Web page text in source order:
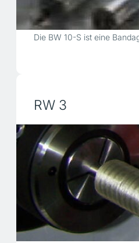
Die BW 10-S ist eine
RW 3